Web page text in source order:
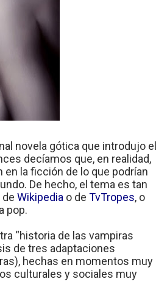
de 2026
novela gótica que introdujo el
decíamos que, en realidad,
la ficción de lo que podrían
De hecho, el tema es tan
Wikipedia o de TvTropes, o
pop.
“historia de las vampiras
de tres adaptaciones
hechas en momentos muy
culturales y sociales muy